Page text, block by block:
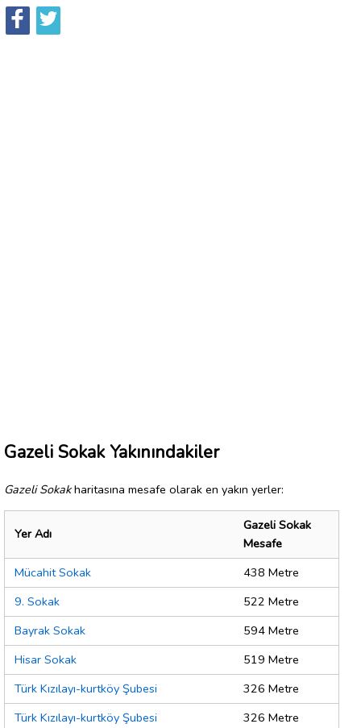
Gazeli Sokak Yakınındakiler
Gazeli Sokakharitasına mesafe olarak en yakın yerler:
Yer Adı
Gazeli Sokak
Mesafe
Mücahit Sokak
438 Metre
9. Sokak
522 Metre
Bayrak Sokak
594 Metre
Hisar Sokak
519 Metre
Türk Kızılayı-kurtköy Şubesi
326 Metre
Türk Kızılayı-kurtköy Şubesi
326 Metre